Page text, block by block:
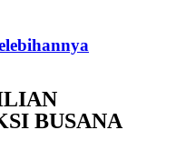
leo.
leo.
leo.
BUSANA